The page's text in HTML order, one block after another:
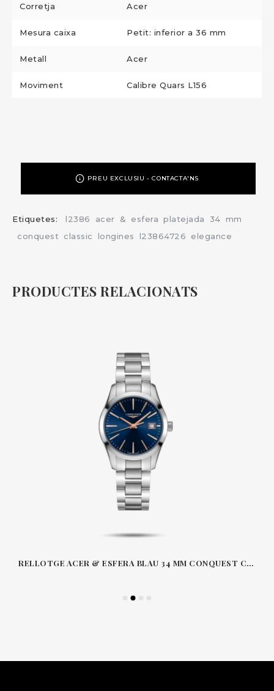
Corretja Acer
Mesura caixa Petit: inferior a 36 mm
Metall Acer
Moviment Calibre Quars L156
PREU EXCLUSIU - CONTACTA'NS
Etiquetes: l2386 acer & esfera platejada 34 mm
conquest
classic longines l23864726 elegance
PRODUCTES RELACIONATS
RELLOTGE ACER & ESFERA BLAU 34 MM CONQUEST CLASSIC LONGINES L2386